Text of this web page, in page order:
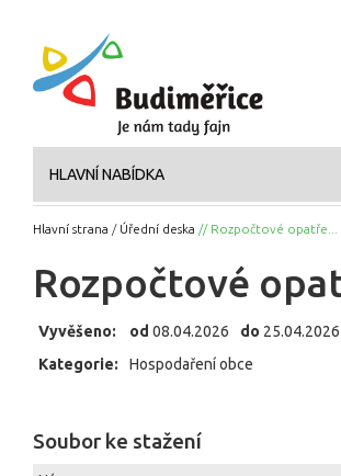
HLAVNÍ NABÍDKA
Hlavní strana / Úřední deska // Rozpočtové opatře...
Rozpočtové
Vyvěšeno: od 08.04.2026 do 25.04.2026
Kategorie: Hospodaření obce
Soubor ke stažení